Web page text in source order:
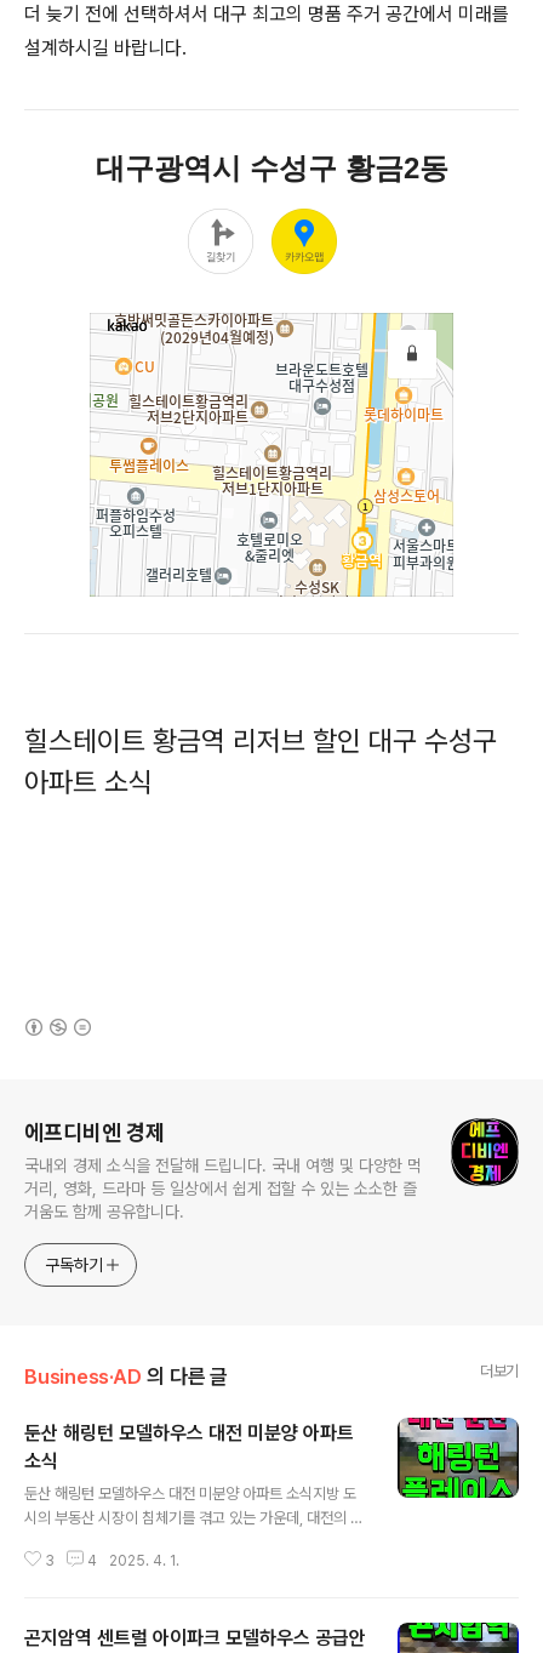
더 늦기 전에 선택하셔서 대구 최고의 명품 주거 공간에서 미래를
설계하시길 바랍니다.
힐스테이트 황금역 리저브 할인 대구 수성구
아파트 소식
에프디비엔 경제
국내외 경제 소식을 전달해 드립니다. 국내 여행 및 다양한 먹
거리, 영화, 드라마 등 일상에서 쉽게 접할 수 있는 소소한 즐
거움도 함께 공유합니다.
구독하기
Business·AD 의 다른 글 더보기
둔산 해링턴 모델하우스 대전 미분양 아파트
소식
둔산 해링턴 모델하우스 대전 미분양 아파트 소식지방 도
시의 부동산 시장이 침체기를 겪고 있는 가운데, 대전의 서
과 쾌적한 주거 환경, 거기에 미래 가치 덕분에 여전히 높은
요. 이곳은 명문 학군과 다양한 인프라, 편리한 교통환경,
3 4 2025. 4. 1.
곤지암역 센트럴 아이파크 모델하우스 공급안